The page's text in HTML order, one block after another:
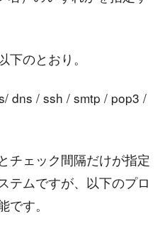
下のとおり。
dns / ssh / smtp / pop3 /
チェック間隔だけが指定
テムですが、以下のプロ
です。